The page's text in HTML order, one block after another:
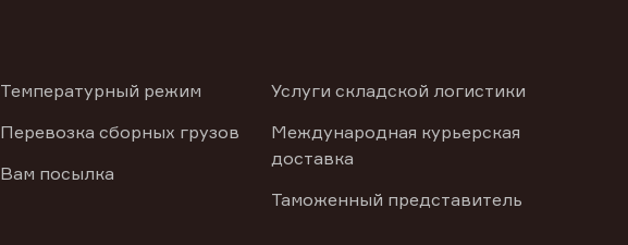
Температурный режим
Перевозка сборных грузов
Вам посылка
Услуги складской логистики
Международная курьерская
доставка
Таможенный представитель